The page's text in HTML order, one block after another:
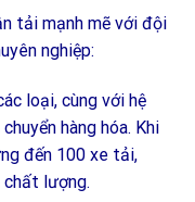
tải mạnh mẽ với đội
nghiệp:
loại, cùng với hệ
hàng hóa. Khi
đến 100 xe tải,
chất lượng.